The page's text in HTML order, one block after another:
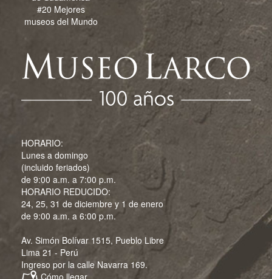
#20 Mejores
museos del Mundo
HORARIO:
Lunes a domingo
(incluido feriados)
de 9:00 a.m. a 7:00 p.m.
HORARIO REDUCIDO:
24, 25, 31 de diciembre y 1 de enero
de 9:00 a.m. a 6:00 p.m.
Av. Simón Bolívar 1515, Pueblo Libre
Lima 21 - Perú
Ingreso por la calle Navarra 169.
Cómo llegar